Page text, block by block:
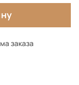
заказа